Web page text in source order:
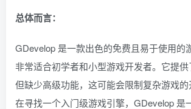
总体而言：
GDevelop 是一款出色的免费且易于使用的
非常适合初学者和小型游戏开发者。它提供
但缺少高级功能，这可能会限制复杂游戏
在寻找一个入门级游戏引擎，GDevelop 是